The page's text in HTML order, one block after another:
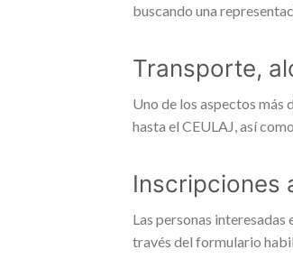
buscando una
Transporte,
Uno de los aspectos
hasta el CEULAJ, así
Inscripciones
Las personas
través del formulario